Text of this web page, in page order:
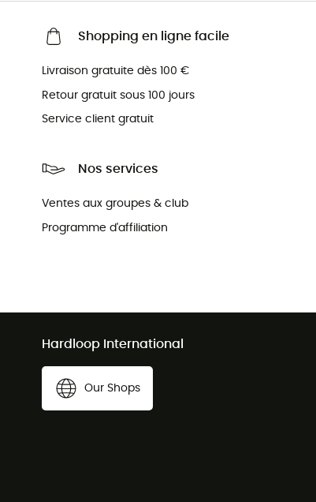
Shopping en ligne facile
Livraison gratuite dès 100 €
Retour gratuit sous 100 jours
Service client gratuit
Nos services
Ventes aux groupes & club
Programme d'affiliation
Hardloop International
Our Shops